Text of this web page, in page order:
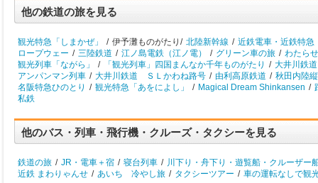
他の鉄道の旅を見る
観光特急「しまかぜ」 / 伊予灘ものがたり/ 北陸新幹線 / 近鉄電車・近鉄特急
ロープウェー / 三陸鉄道 / 江ノ島電鉄（江ノ電） / グリーン車の旅 / わたら
観光列車「ながら」
/ 「観光列車」四国まんなか千年ものがたり / 大井川鉄
アンパンマン列車 / 大井川鉄道 ＳＬかわね路号 / 由利高原鉄道 / 秋田内陸
名阪特急ひのとり / 観光特急「あをによし」 / Magical Dream Shinkansen /
私鉄
他のバス・列車・飛行機・クルーズ・タクシーを見る
鉄道の旅 / JR・電車＋宿 / 寝台列車 / 川下り・舟下り・遊覧船・クルーザー
近鉄 まわりゃんせ / あいち 冷やし旅 / タクシーツアー / 車の運転なしで観